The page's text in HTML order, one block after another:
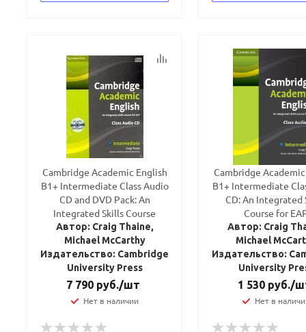
Cambridge Academic English
B1+ Intermediate Class Audio
CD and DVD Pack: An
Integrated Skills Course
Автор: Craig Thaine,
Michael McCarthy
Издательство: Cambridge
University Press
7 790 руб./шт
Нет в наличии
Cambridge
B1+ Intermediate
CD: An Integrated
Course for
Автор: Craig
Michael
Издательство:
University
1 530 руб./
Нет в